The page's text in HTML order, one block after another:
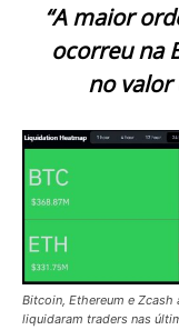
“A maior
ocorreu na
no valor
Bitcoin, Ethereum e
liquidaram traders nas